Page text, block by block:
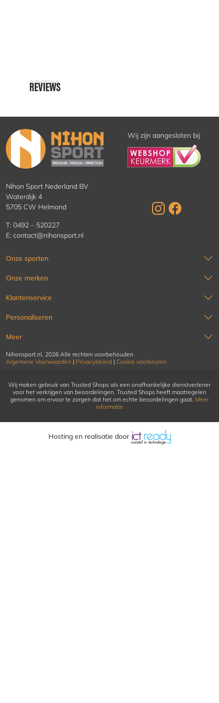
REVIEWS
REVIEWS
Wij zijn aangesloten bij
Nihon Sport Nederland BV
Waterdijk 4
5705 CW Helmond
T: 0492 – 520227
E: contact@nihonsport.nl
Onze sporten
Onze merken
Klantenservice
Personaliseren
Meer
Nihonsport.nl, 2026 Alle rechten voorbehouden
Algemene Voorwaarden | Privacybeleid | Cookie voorkeuren
Wij maken gebruik van Trusted Shops als een onafhankelijke dienstverlener
voor het verkrijgen van beoordelingen. Trusted Shops heeft maatregelen
genomen om ervoor te zorgen dat het om echte beoordelingen gaat. Meer
informatie
Hosting en realisatie door